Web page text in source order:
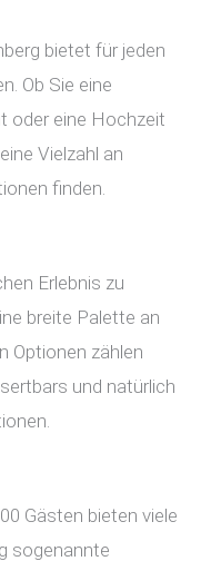
bietet für jeden
Ob Sie eine
oder eine Hochzeit
Vielzahl an
finden.
Erlebnis zu
breite Palette an
Optionen zählen
und natürlich
Gästen bieten viele
sogenannte